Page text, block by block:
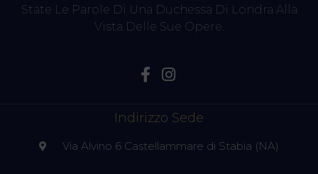
State Le Parole Di Una Duchessa Di Londra Alla
Vista Delle Sue Opere.
Indirizzo Sede
Via Alvino 6 Castellammare di Stabia (NA)